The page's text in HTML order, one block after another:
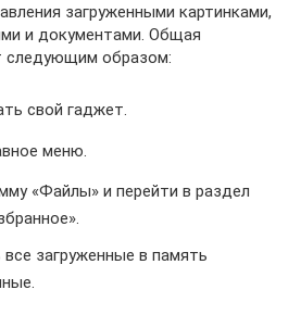
загруженными картинками,
и документами. Общая
следующим образом:
свой гаджет.
меню.
«Файлы» и перейти в раздел
загруженные в память